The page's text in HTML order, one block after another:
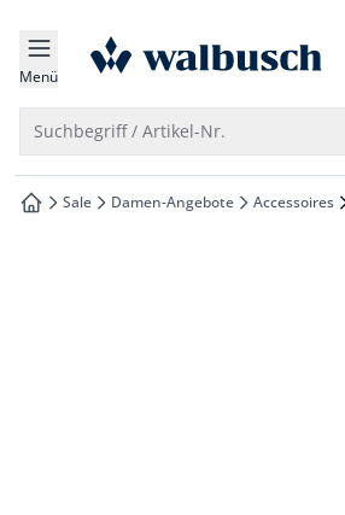
springen
springen
springen
springen
Menü zur Startseite
Suchbegriff / Artikel-Nr.
zur Startseite
Sale Damen-Angebote Accessoires